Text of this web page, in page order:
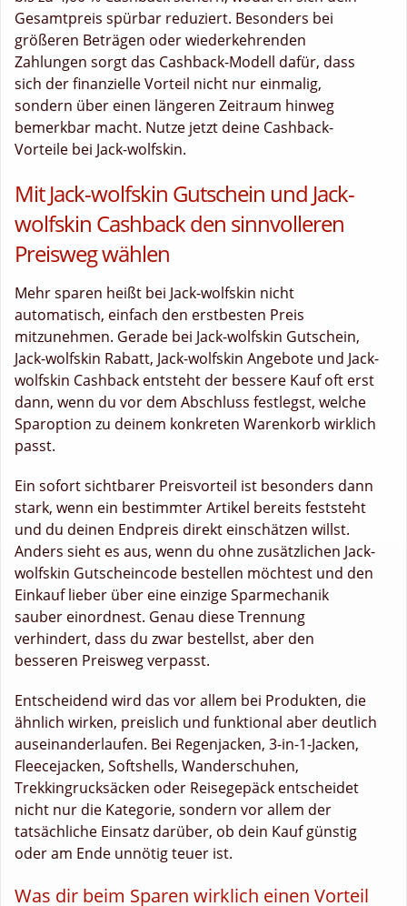
Gesamtpreis spürbar reduziert. Besonders bei
größeren Beträgen oder wiederkehrenden
Zahlungen sorgt das Cashback-Modell dafür, dass
sich der finanzielle Vorteil nicht nur einmalig,
sondern über einen längeren Zeitraum hinweg
bemerkbar macht. Nutze jetzt deine Cashback-
Vorteile bei Jack-wolfskin.
Mit Jack-wolfskin Gutschein und Jack-
wolfskin Cashback den sinnvolleren
Preisweg wählen
Mehr sparen heißt bei Jack-wolfskin nicht
automatisch, einfach den erstbesten Preis
mitzunehmen. Gerade bei Jack-wolfskin Gutschein,
Jack-wolfskin Rabatt, Jack-wolfskin Angebote und Jack-
wolfskin Cashback entsteht der bessere Kauf oft erst
dann, wenn du vor dem Abschluss festlegst, welche
Sparoption zu deinem konkreten Warenkorb wirklich
passt.
Ein sofort sichtbarer Preisvorteil ist besonders dann
stark, wenn ein bestimmter Artikel bereits feststeht
und du deinen Endpreis direkt einschätzen willst.
Anders sieht es aus, wenn du ohne zusätzlichen Jack-
wolfskin Gutscheincode bestellen möchtest und den
Einkauf lieber über eine einzige Sparmechanik
sauber einordnest. Genau diese Trennung
verhindert, dass du zwar bestellst, aber den
besseren Preisweg verpasst.
Entscheidend wird das vor allem bei Produkten, die
ähnlich wirken, preislich und funktional aber deutlich
auseinanderlaufen. Bei Regenjacken, 3-in-1-Jacken,
Fleecejacken, Softshells, Wanderschuhen,
Trekkingrucksäcken oder Reisegepäck entscheidet
nicht nur die Kategorie, sondern vor allem der
tatsächliche Einsatz darüber, ob dein Kauf günstig
oder am Ende unnötig teuer ist.
Was dir beim Sparen wirklich einen Vorteil